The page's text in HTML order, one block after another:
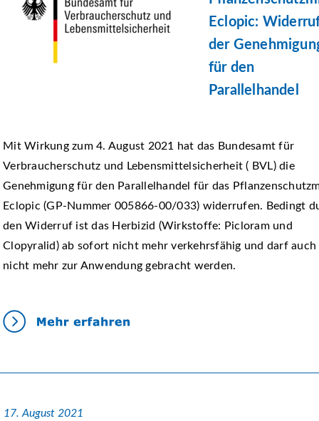
Eclopic:
der
für den
Parallelhandel
Mit Wirkung zum 4. August 2021 hat das Bundesamt für
Verbraucherschutz und Lebensmittelsicherheit ( BVL) die
Genehmigung für den Parallelhandel für das
Eclopic (GP-Nummer 005866-00/033) widerrufen. Bedingt
den Widerruf ist das Herbizid (Wirkstoffe: Picloram und
Clopyralid) ab sofort nicht mehr verkehrsfähig und darf auch
nicht mehr zur Anwendung gebracht werden.
17. August 2021